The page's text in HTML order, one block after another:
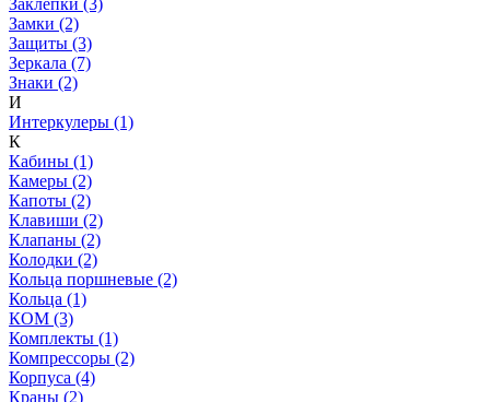
Замки (2)
Защиты (3)
Зеркала (7)
Знаки (2)
И
Интеркулеры (1)
К
Кабины (1)
Камеры (2)
Капоты (2)
Клавиши (2)
Клапаны (2)
Колодки (2)
Кольца поршневые (2)
Кольца (1)
КОМ (3)
Комплекты (1)
Компрессоры (2)
Корпуса (4)
Краны (2)